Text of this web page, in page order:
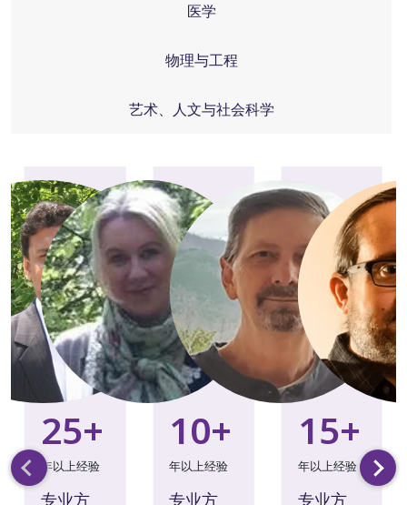
医学
物理与工程
艺术、人文与社会科学
Slide 1 of 28
25+
年以上经验
专业方
10+
年以上经验
专业方
15+
年以上经验
专业方